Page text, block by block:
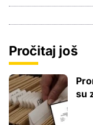
Pročitaj još
su